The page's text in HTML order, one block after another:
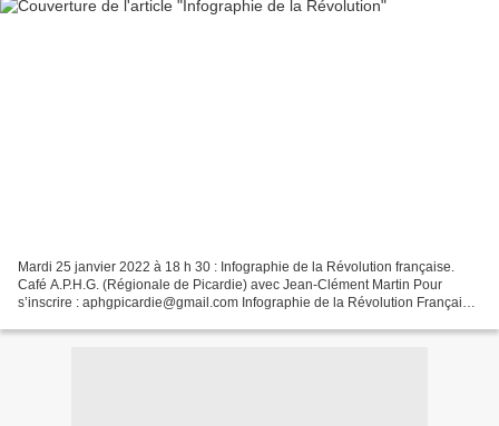
Mardi 25 janvier 2022 à 18 h 30 : Infographie de la Révolution française.
Café A.P.H.G. (Régionale de Picardie) avec Jean-Clément Martin Pour
s’inscrire : aphgpicardie@gmail.com Infographie de la Révolution Française